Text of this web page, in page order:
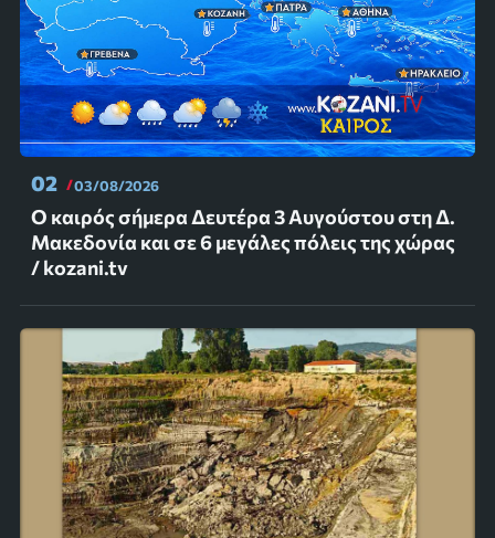
02 03/08/2026
Ο καιρός σήμερα Δευτέρα 3 Αυγούστου στη Δ.
Μακεδονία και σε 6 μεγάλες πόλεις της χώρας
/ kozani.tv